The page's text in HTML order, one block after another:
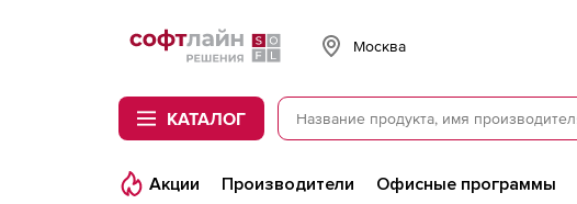
Softline
Москва
КАТАЛОГ
Акции Производители Офисные программы